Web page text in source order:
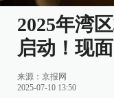
2025年湾
启动！现
来源： 京报网
2025-07-10 13:50